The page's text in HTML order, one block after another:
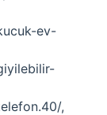
ev-
,